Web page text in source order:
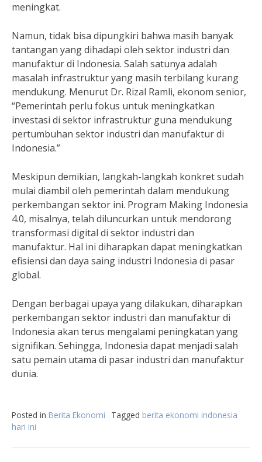
meningkat.
Namun, tidak bisa dipungkiri bahwa masih banyak
tantangan yang dihadapi oleh sektor industri dan
manufaktur di Indonesia. Salah satunya adalah
masalah infrastruktur yang masih terbilang kurang
mendukung. Menurut Dr. Rizal Ramli, ekonom senior,
“Pemerintah perlu fokus untuk meningkatkan
investasi di sektor infrastruktur guna mendukung
pertumbuhan sektor industri dan manufaktur di
Indonesia.”
Meskipun demikian, langkah-langkah konkret sudah
mulai diambil oleh pemerintah dalam mendukung
perkembangan sektor ini. Program Making Indonesia
4.0, misalnya, telah diluncurkan untuk mendorong
transformasi digital di sektor industri dan
manufaktur. Hal ini diharapkan dapat meningkatkan
efisiensi dan daya saing industri Indonesia di pasar
global.
Dengan berbagai upaya yang dilakukan, diharapkan
perkembangan sektor industri dan manufaktur di
Indonesia akan terus mengalami peningkatan yang
signifikan. Sehingga, Indonesia dapat menjadi salah
satu pemain utama di pasar industri dan manufaktur
dunia.
Posted in Berita Ekonomi Tagged berita ekonomi indonesia
hari ini